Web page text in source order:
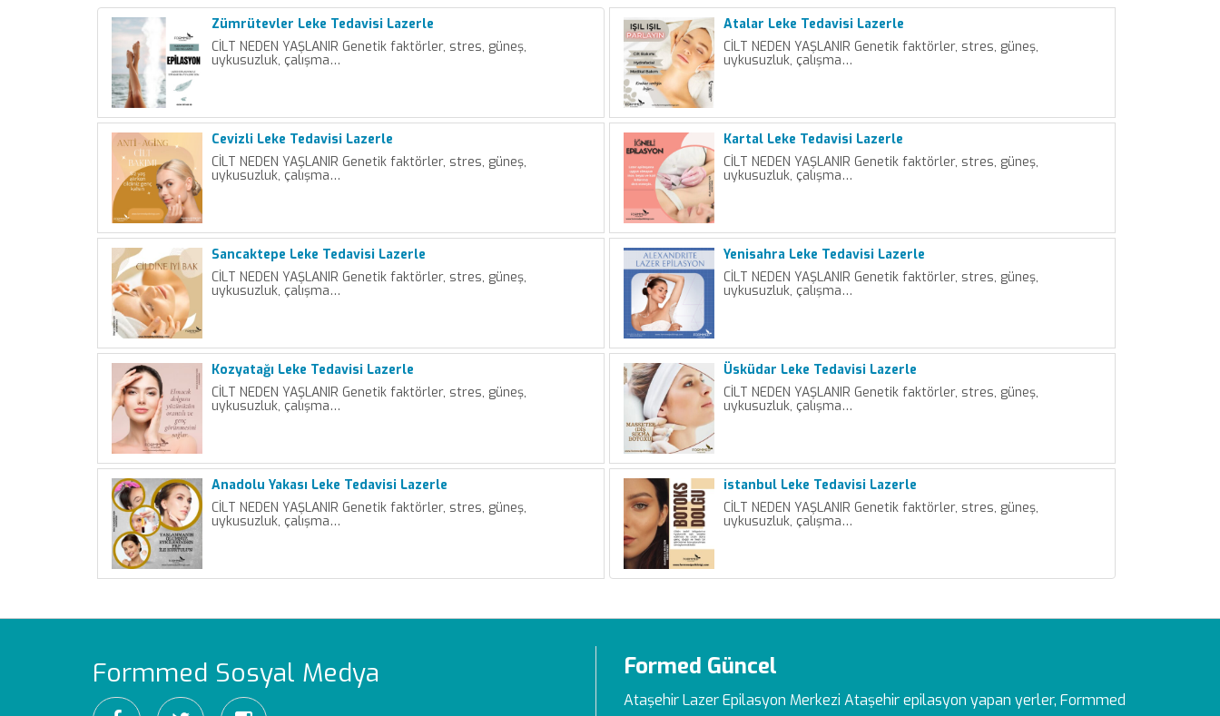
Zümrütevler Leke Tedavisi Lazerle
CİLT NEDEN YAŞLANIR Genetik faktörler, stres, güneş,
uykusuzluk, çalışma…
Atalar Leke Tedavisi Lazerle
CİLT NEDEN YAŞLANIR Genetik faktörler, stres, güneş,
uykusuzluk, çalışma…
Cevizli Leke Tedavisi Lazerle
CİLT NEDEN YAŞLANIR Genetik faktörler, stres, güneş,
uykusuzluk, çalışma…
Kartal Leke Tedavisi Lazerle
CİLT NEDEN YAŞLANIR Genetik faktörler, stres, güneş,
uykusuzluk, çalışma…
Sancaktepe Leke Tedavisi Lazerle
CİLT NEDEN YAŞLANIR Genetik faktörler, stres, güneş,
uykusuzluk, çalışma…
Yenisahra Leke Tedavisi Lazerle
CİLT NEDEN YAŞLANIR Genetik faktörler, stres, güneş,
uykusuzluk, çalışma…
Kozyatağı Leke Tedavisi Lazerle
CİLT NEDEN YAŞLANIR Genetik faktörler, stres, güneş,
uykusuzluk, çalışma…
Üsküdar Leke Tedavisi Lazerle
CİLT NEDEN YAŞLANIR Genetik faktörler, stres, güneş,
uykusuzluk, çalışma…
Anadolu Yakası Leke Tedavisi Lazerle
CİLT NEDEN YAŞLANIR Genetik faktörler, stres, güneş,
uykusuzluk, çalışma…
istanbul Leke Tedavisi Lazerle
CİLT NEDEN YAŞLANIR Genetik faktörler, stres, güneş,
uykusuzluk, çalışma…
Formmed Sosyal Medya Formed Güncel
Ataşehir Lazer Epilasyon Merkezi Ataşehir epilasyon yapan yerler, Formmed